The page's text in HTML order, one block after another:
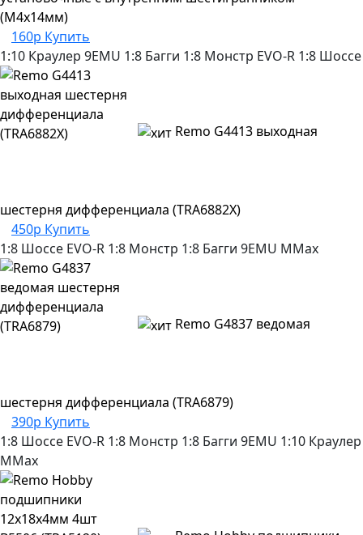
(M4x14мм)
160р Купить
1:10 Краулер 9EMU 1:8 Багги 1:8 Монстр EVO-R 1:8 Шоссе
Remo G4413 выходная
шестерня дифференциала (TRA6882X)
450р Купить
1:8 Шоссе EVO-R 1:8 Монстр 1:8 Багги 9EMU MMax
Remo G4837 ведомая
шестерня дифференциала (TRA6879)
390р Купить
1:8 Шоссе EVO-R 1:8 Монстр 1:8 Багги 9EMU 1:10 Краулер
MMax